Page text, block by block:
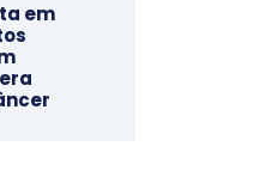
em